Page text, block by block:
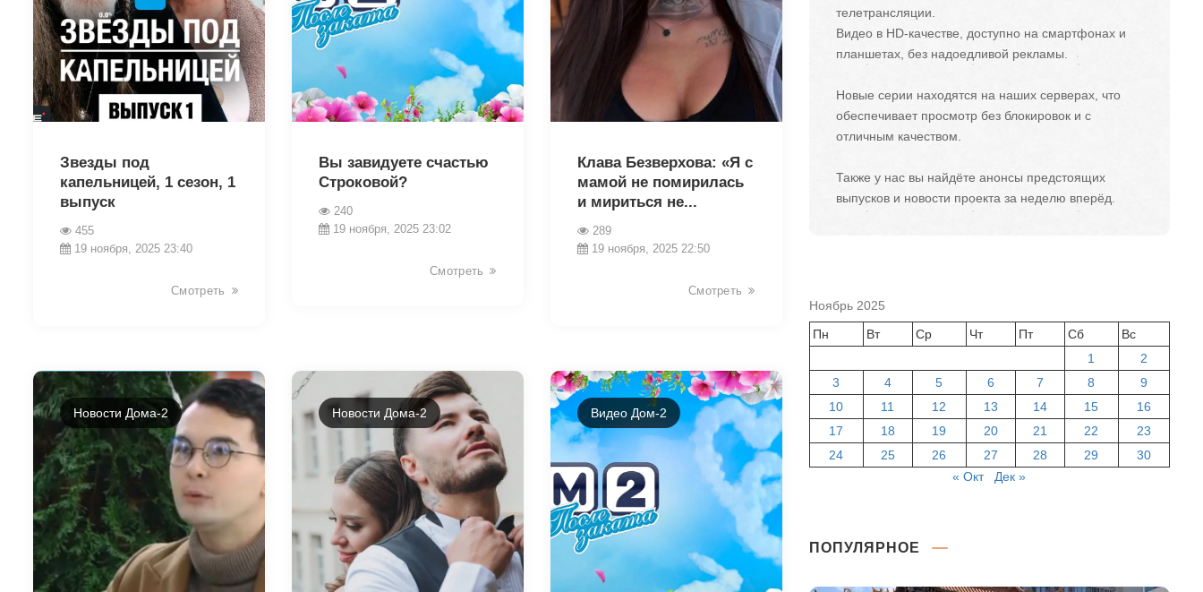
Звезды под
капельницей, 1 сезон, 1
выпуск
455
19 ноября, 2025 23:40
Смотреть
Вы завидуете счастью
Строковой?
240
19 ноября, 2025 23:02
Смотреть
Клава Безверхова: «Я с
мамой не помирилась
и мириться не...
289
19 ноября, 2025 22:50
Смотреть
Новости Дома-2 Новости Дома-2 Видео Дом-2
телетрансляции.
Видео в HD-качестве, доступно на смартфонах и
планшетах, без надоедливой рекламы.
Новые серии находятся на наших серверах, что
обеспечивает просмотр без блокировок и с
отличным качеством.
Также у нас вы найдёте анонсы предстоящих
выпусков и новости проекта за неделю вперёд.
Ноябрь 2025
Пн
Вт Ср Чт Пт Сб
Вс
1
2
3
4 5 6 7 8
9
10
11 12 13 14 15
16
17
18 19 20 21 22
23
24
25 26 27 28 29
30
« Окт
Дек »
ПОПУЛЯРНОЕ